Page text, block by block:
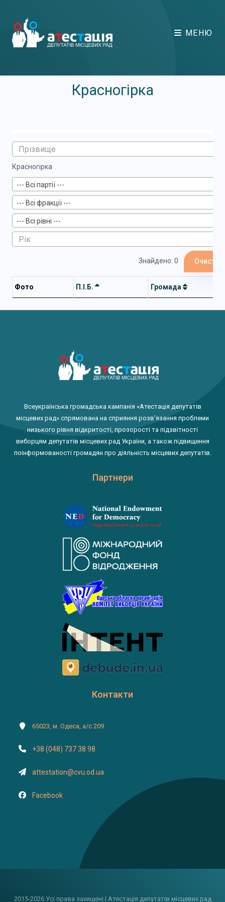
МЕНЮ
Красногірка
Красногірка
--- Всі партії ---
--- Всі фракції ---
--- Всі рівні ---
Знайдено: 0
Фото П.І.Б. Громада
Всеукраїнська громадська кампанія «Атестація депутатів
місцевих рад» спрямована на сприяння розв'язання проблеми
низького рівня відкритості, прозорості та підзвітності
виборцям депутатів місцевих рад України, а також підвищення
поінформованості громадян про діяльність місцевих депутатів.
Партнери
Контакти
65023, м. Одеса, а/с 209
+38 (048) 737 38 98
attestation@cvu.od.ua
Facebook
2015-2026 Усі права захищені | Атестація депутатів місцевих рад